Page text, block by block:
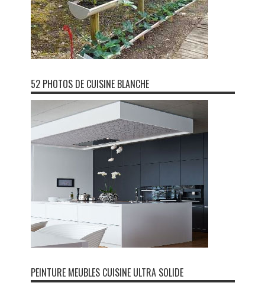
52 PHOTOS DE CUISINE BLANCHE
PEINTURE MEUBLES CUISINE ULTRA SOLIDE